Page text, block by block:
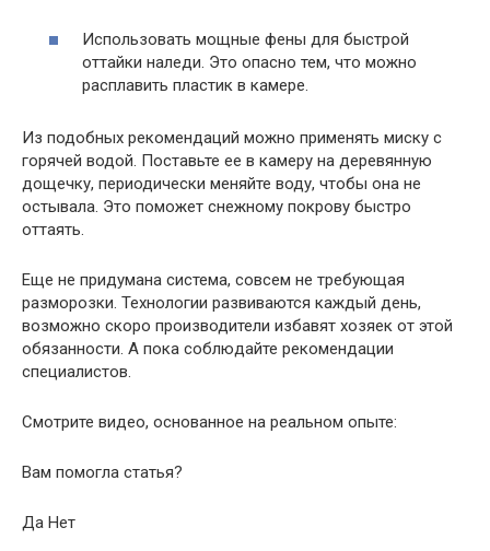
Использовать мощные фены для быстрой
оттайки наледи. Это опасно тем, что можно
расплавить пластик в камере.
Из подобных рекомендаций можно применять миску с
горячей водой. Поставьте ее в камеру на деревянную
дощечку, периодически меняйте воду, чтобы она не
остывала. Это поможет снежному покрову быстро
оттаять.
Еще не придумана система, совсем не требующая
разморозки. Технологии развиваются каждый день,
возможно скоро производители избавят хозяек от этой
обязанности. А пока соблюдайте рекомендации
специалистов.
Смотрите видео, основанное на реальном опыте:
Вам помогла статья?
Да Нет